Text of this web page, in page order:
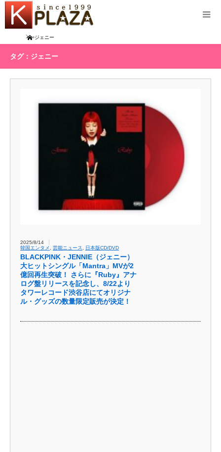
Homeジェニー
タグ：ジェニー
2025/8/14
韓国エンタメ
芸能ニュース 日本版CD/DVD
BLACKPINK・JENNIE（ジェニー）
大ヒットシングル「Mantra」MVが2
億回再生突破！ さらに『Ruby』アナ
ログ盤リリースを記念し、8/22より
タワーレコード渋谷店にてオリジナ
ル・グッズの数量限定販売が決定！